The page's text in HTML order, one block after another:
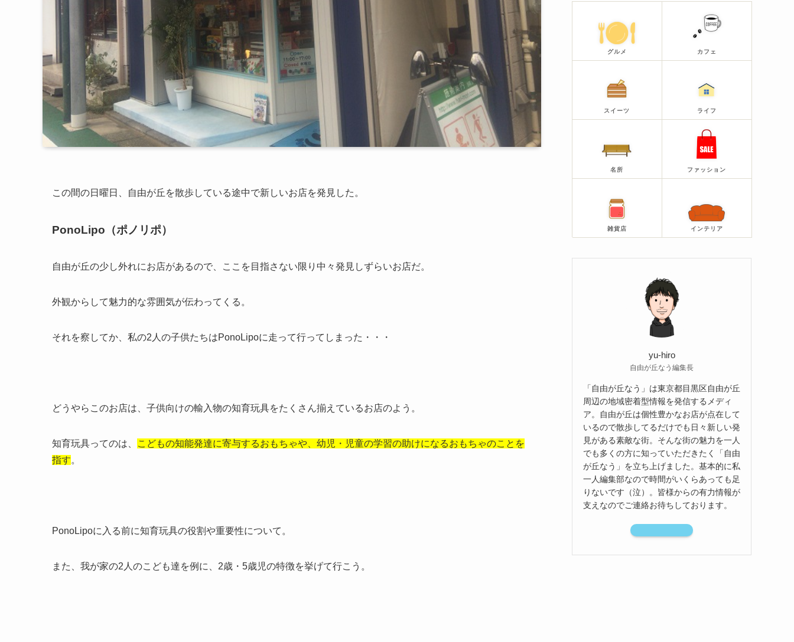
この間の日曜日、自由が丘を散歩している途中で新しいお店を発見した。
PonoLipo（ポノリポ）
自由が丘の少し外れにお店があるので、ここを目指さない限り中々発見しずらいお店だ。
外観からして魅力的な雰囲気が伝わってくる。
それを察してか、私の2人の子供たちはPonoLipoに走って行ってしまった・・・
どうやらこのお店は、子供向けの輸入物の知育玩具をたくさん揃えているお店のよう。
知育玩具ってのは、
こどもの知能発達に寄与するおもちゃや、幼児・児童の学習の助けになるおもちゃのことを
指す。
PonoLipoに入る前に知育玩具の役割や重要性について。
また、我が家の2人のこども達を例に、2歳・5歳児の特徴を挙げて行こう。
グルメ カフェ
スイーツ ライフ
名所 ファッション
雑貨店 インテリア
yu-hiro
自由が丘なう編集長
「自由が丘なう」は東京都目黒区自由が丘
周辺の地域密着型情報を発信するメディ
ア。自由が丘は個性豊かなお店が点在して
いるので散歩してるだけでも日々新しい発
見がある素敵な街。そんな街の魅力を一人
でも多くの方に知っていただきたく「自由
が丘なう」を立ち上げました。基本的に私
一人編集部なので時間がいくらあっても足
りないです（泣）。皆様からの有力情報が
支えなのでご連絡お待ちしております。